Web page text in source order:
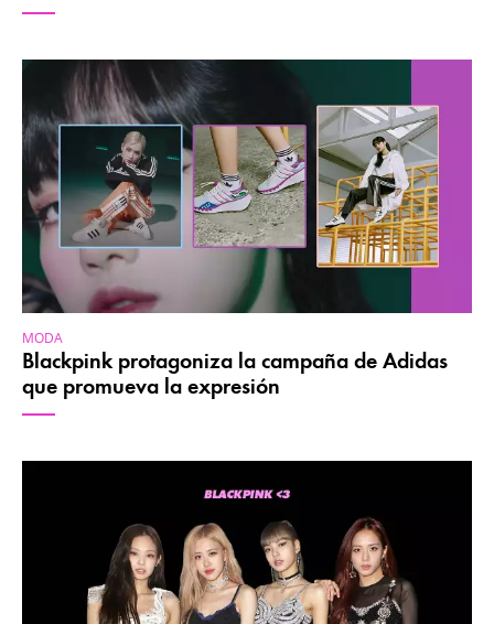
MODA
Blackpink protagoniza la campaña de Adidas
que promueva la expresión